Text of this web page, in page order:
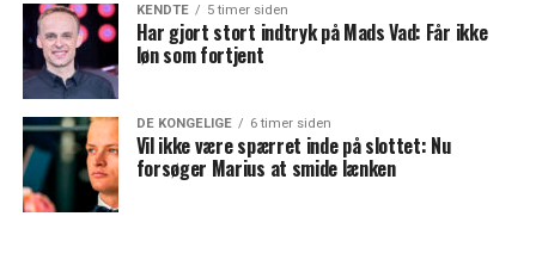
KENDTE 5 timer siden
Har gjort stort indtryk på Mads Vad: Får ikke
løn som fortjent
DE KONGELIGE 6 timer siden
Vil ikke være spærret inde på slottet: Nu
forsøger Marius at smide lænken